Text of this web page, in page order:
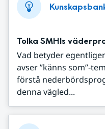
Tolka SMHIs
Vad betyder
avser ”känns som”-
förstå
denna vägled...